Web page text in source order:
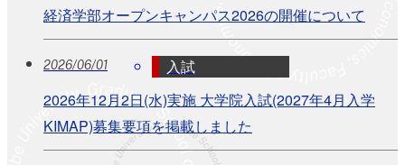
経済学部オープンキャンパス2026の開催について
2026/06/01
入試
2026年12月2日(水)実施 大学院入試(2027年4月入学
KIMAP)募集要項を掲載しました